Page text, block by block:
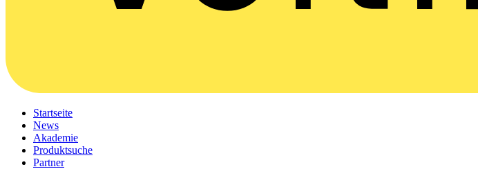
Startseite
News
Akademie
Produktsuche
Partner